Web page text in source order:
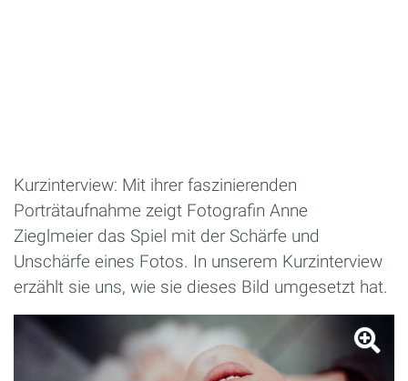
Kurzinterview: Mit ihrer faszinierenden
Porträtaufnahme zeigt Fotografin Anne
Zieglmeier das Spiel mit der Schärfe und
Unschärfe eines Fotos. In unserem Kurzinterview
erzählt sie uns, wie sie dieses Bild umgesetzt hat.